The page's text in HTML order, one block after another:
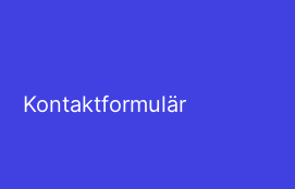
Kontaktformulär